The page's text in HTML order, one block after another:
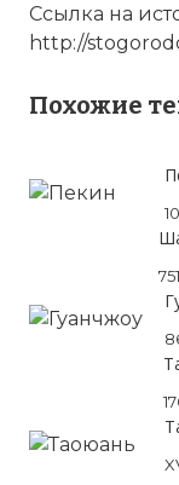
Ссылка на
http://
Похожие
751